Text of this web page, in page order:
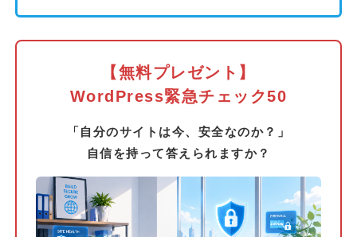
【無料プレゼント】
WordPress緊急チェック50
「自分のサイトは今、安全なのか？」
自信を持って答えられますか？